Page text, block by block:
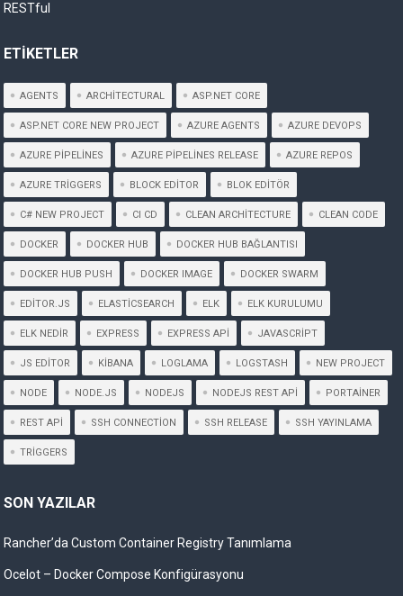
RESTful
ETIKETLER
AGENTS ARCHITECTURAL ASP.NET CORE
ASP.NET CORE NEW PROJECT AZURE AGENTS AZURE DEVOPS
AZURE PIPELINES AZURE PIPELINES RELEASE AZURE REPOS
AZURE TRIGGERS BLOCK EDITOR BLOK EDITÖR
C# NEW PROJECT CI CD CLEAN ARCHITECTURE CLEAN CODE
DOCKER DOCKER HUB DOCKER HUB BAĞLANTISI
DOCKER HUB PUSH DOCKER IMAGE DOCKER SWARM
EDITOR.JS ELASTICSEARCH ELK ELK KURULUMU
ELK NEDIR EXPRESS EXPRESS API JAVASCRIPT
JS EDITOR KIBANA LOGLAMA LOGSTASH NEW PROJECT
NODE NODE.JS NODEJS NODEJS REST API PORTAINER
REST API SSH CONNECTION SSH RELEASE SSH YAYINLAMA
TRIGGERS
SON YAZILAR
Rancher’da Custom Container Registry Tanımlama
Ocelot – Docker Compose Konfigürasyonu